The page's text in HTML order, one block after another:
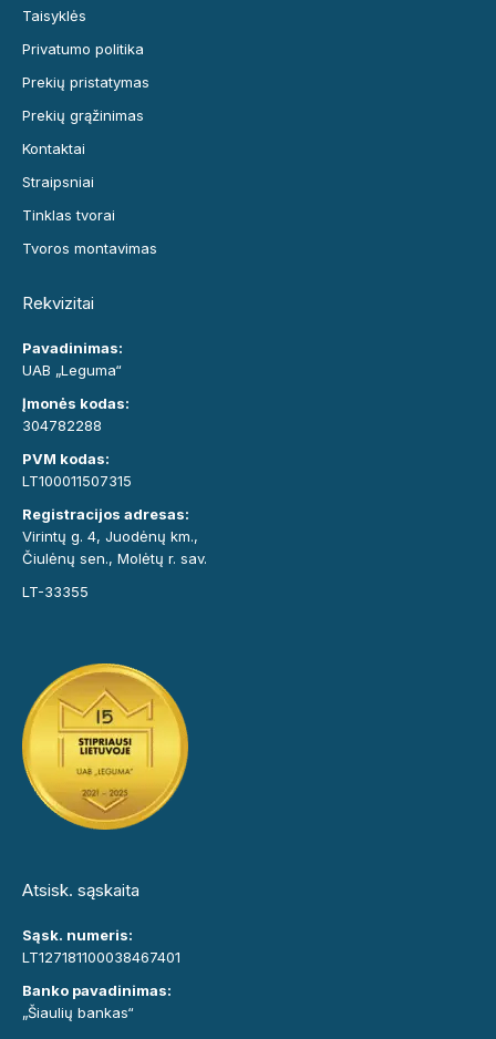
Taisyklės
Privatumo politika
Prekių pristatymas
Prekių grąžinimas
Kontaktai
Straipsniai
Tinklas tvorai
Tvoros montavimas
Rekvizitai
Pavadinimas:
UAB „Leguma“
Įmonės kodas:
304782288
PVM kodas:
LT100011507315
Registracijos adresas:
Virintų g. 4, Juodėnų km.,
Čiulėnų sen., Molėtų r. sav.
LT-33355
Atsisk. sąskaita
Sąsk. numeris:
LT127181100038467401
Banko pavadinimas:
„Šiaulių bankas“